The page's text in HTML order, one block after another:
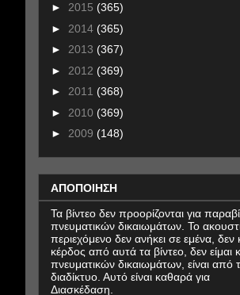
► 2015 (365)
► 2014 (365)
► 2013 (367)
► 2012 (369)
► 2011 (368)
► 2010 (369)
► 2009 (148)
ΑΠΟΠΟΙΗΣΗ
Τα βίντεο δεν προορίζονται για
πνευματικών δικαιωμάτων. Το
περιεχόμενο δεν ανήκει σε εμένα,
κέρδος από αυτά τα βίντεο, δεν είμαι
πνευματικών δικαιωμάτων, είναι από
διαδίκτυο. Αυτό είναι καθαρά για
Διασκέδαση.